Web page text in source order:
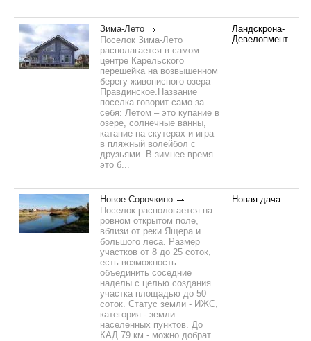
Зима-Лето
Поселок Зима-Лето
располагается в самом
центре Карельского
перешейка на возвышенном
берегу живописного озера
Правдинское.Название
поселка говорит само за
себя: Летом – это купание в
озере, солнечные ванны,
катание на скутерах и игра
в пляжный волейбол с
друзьями. В зимнее время –
это б...
Ландскрона-
Девелопмент
Новое Сорочкино
Поселок распологается на
ровном открытом поле,
вблизи от реки Ящера и
большого леса. Размер
участков от 8 до 25 соток,
есть возможность
объединить соседние
наделы с целью создания
участка площадью до 50
соток. Статус земли - ИЖС,
категория - земли
населенных пунктов. До
КАД 79 км - можно добрат...
Новая дача